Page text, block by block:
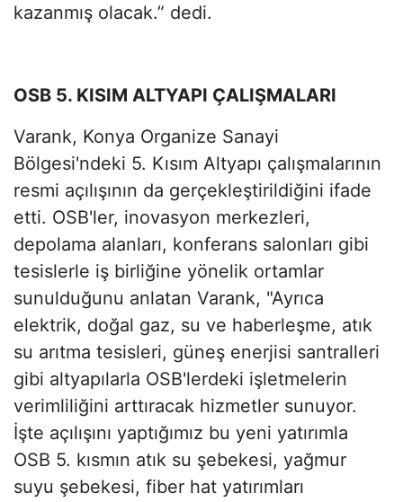
kazanmış olacak.” dedi.
OSB 5. KISIM ALTYAPI ÇALIŞMALARI
Varank, Konya Organize Sanayi
Bölgesi'ndeki 5. Kısım Altyapı çalışmalarının
resmi açılışının da gerçekleştirildiğini ifade
etti. OSB'ler, inovasyon merkezleri,
depolama alanları, konferans salonları gibi
tesislerle iş birliğine yönelik ortamlar
sunulduğunu anlatan Varank, "Ayrıca
elektrik, doğal gaz, su ve haberleşme, atık
su arıtma tesisleri, güneş enerjisi santralleri
gibi altyapılarla OSB'lerdeki işletmelerin
verimliliğini arttıracak hizmetler sunuyor.
İşte açılışını yaptığımız bu yeni yatırımla
OSB 5. kısmın atık su şebekesi, yağmur
suyu şebekesi, fiber hat yatırımları